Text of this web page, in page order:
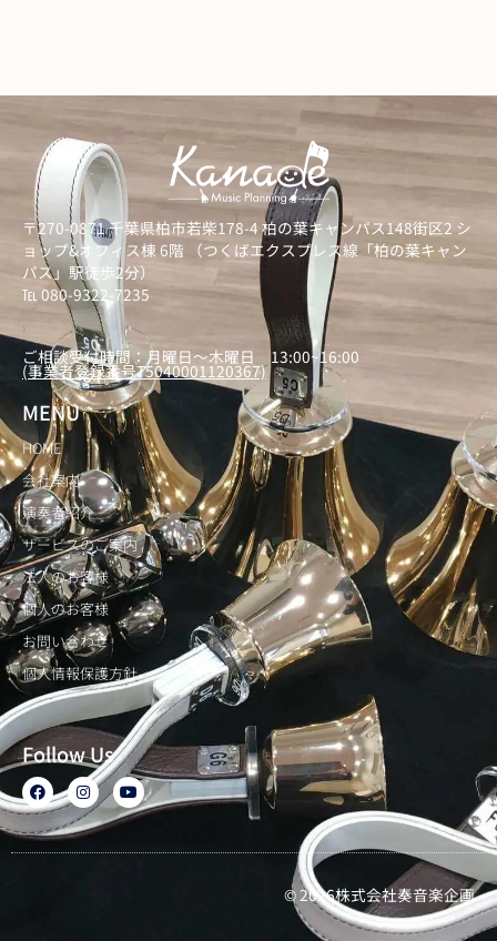
〒270-0871 千葉県柏市若柴178-4 柏の葉キャンパス148街区2 シ
ョップ&オフィス棟 6階 （つくばエクスプレス線「柏の葉キャン
パス」駅徒歩2分）
℡ 080-9322-7235
）
ご相談受付時間：月曜日～木曜日 13:00~16:00
(事業者登録番号T5040001120367)
MENU
HOME
会社案内
演奏者紹介
サービスのご案内
法人のお客様
個人のお客様
お問い合わせ
個人情報保護方針
Follow Us
F
a
c
e
b
I
n
s
t
Y
o
u
© 2026株式会社奏音楽企画